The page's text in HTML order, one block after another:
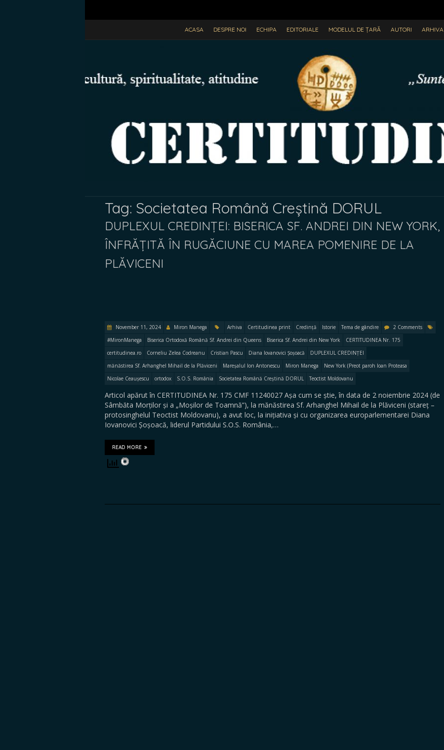
ACASA DESPRE NOI ECHIPA EDITORIALE MODELUL DE ȚARĂ AUTORI ARHIVA
Tag: Societatea Română Creștină DORUL
DUPLEXUL CREDINȚEI: BISERICA SF. ANDREI DIN NEW YORK,
ÎNFRĂȚITĂ ÎN RUGĂCIUNE CU MAREA POMENIRE DE LA
PLĂVICENI
November 11, 2024 Miron Manega Arhiva Certitudinea print Credință Istorie Tema de gândire
2 Comments
#MironManega
Biserica Ortodoxă Română Sf. Andrei din Queens Biserica Sf. Andrei din New York
CERTITUDINEA Nr. 175
certitudinea.ro
Corneliu Zelea Codreanu Cristian Pascu Diana Iovanovici Șoșoacă
DUPLEXUL CREDINȚEI
mănăstirea Sf. Arhanghel Mihail de la Plăviceni
Mareșalul Ion Antonescu Miron Manega
New York (Preot paroh Ioan Proteasa
Nicolae Ceaușescu
ortodox S.O.S. România Societatea Română Creștină DORUL Teoctist Moldovanu
Articol apărut în CERTITUDINEA Nr. 175 CMF 11240027 Așa cum se știe, în data de 2 noiembrie 2024 (de
Sâmbăta Morților și a „Moșilor de Toamnă”), la mănăstirea Sf. Arhanghel Mihail de la Plăviceni (stareț –
protosinghelul Teoctist Moldovanu), a avut loc, la inițiativa și cu organizarea europarlementarei Diana
Iovanovici Șoșoacă, liderul Partidului S.O.S. România,…
READ MORE